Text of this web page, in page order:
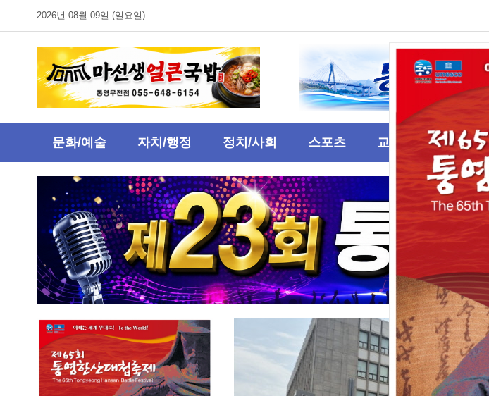
2026년 08월 09일 (일요일)
문화/예술 자치/행정 정치/사회 스포츠 교육 기고